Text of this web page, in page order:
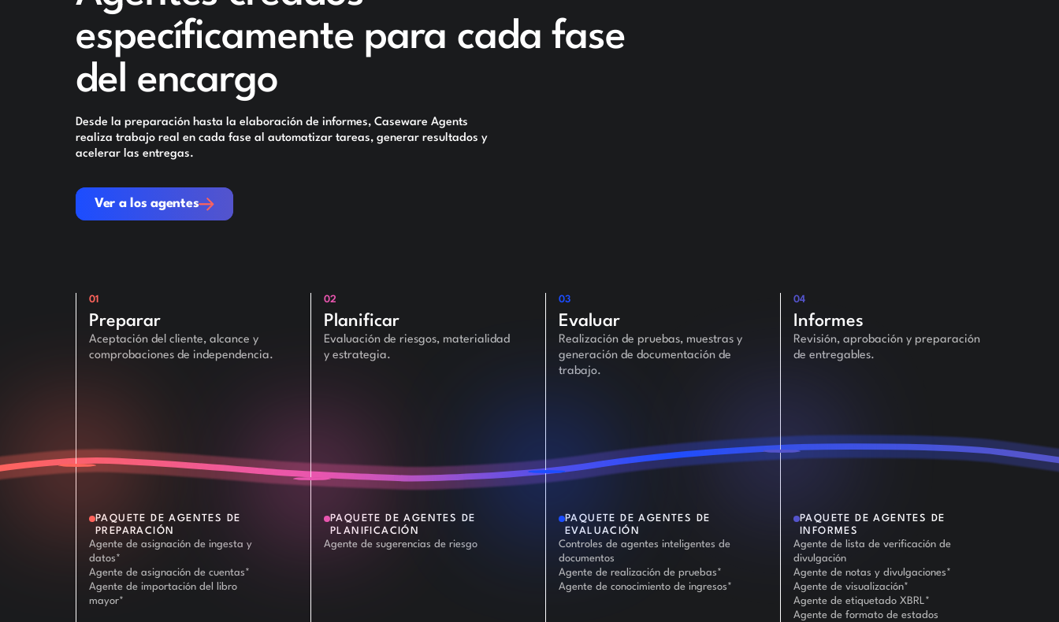
específicamente para cada fase
del encargo
Desde la preparación hasta la elaboración de informes, Caseware Agents
realiza trabajo real en cada fase al automatizar tareas, generar resultados y
acelerar las entregas.
Ver a los agentes
Ver a los agentes
01
Preparar
Aceptación del cliente, alcance y
comprobaciones de independencia.
PAQUETE DE AGENTES DE
PREPARACIÓN
Agente de asignación de ingesta y
datos*
Agente de asignación de cuentas*
Agente de importación del libro
mayor*
02
Planificar
Evaluación de riesgos, materialidad
y estrategia.
PAQUETE DE AGENTES DE
PLANIFICACIÓN
Agente de sugerencias de riesgo
03
Evaluar
Realización de pruebas, muestras y
generación de documentación de
trabajo.
PAQUETE DE AGENTES DE
EVALUACIÓN
Controles de agentes inteligentes de
documentos
Agente de realización de pruebas*
Agente de conocimiento de ingresos*
04
Informes
Revisión, aprobación y preparación
de entregables.
PAQUETE DE AGENTES DE
INFORMES
Agente de lista de verificación de
divulgación
Agente de notas y divulgaciones*
Agente de visualización*
Agente de etiquetado XBRL*
Agente de formato de estados